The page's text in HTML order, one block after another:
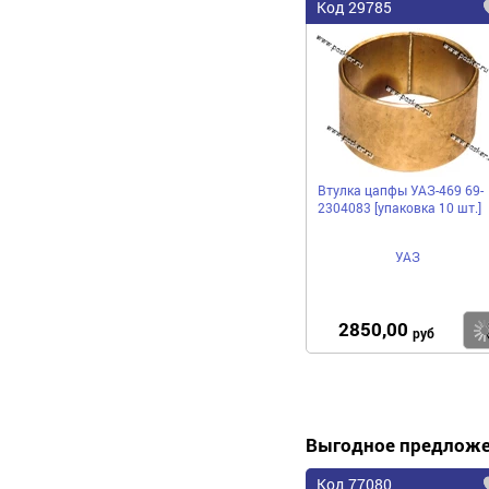
Код 29785
Втулка цапфы УАЗ-469 69-
2304083 [упаковка 10 шт.]
УАЗ
2850,00 руб
Выгодное
Код 77080